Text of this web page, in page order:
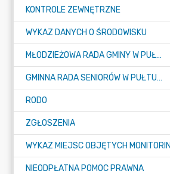
KONTROLE ZEWNĘTRZNE
WYKAZ DANYCH O ŚRODOWISKU
MŁODZIEŻOWA RADA GMINY W PUŁTUSKU
GMINNA RADA SENIORÓW W PUŁTUSKU
RODO
ZGŁOSZENIA
NIEODPŁATNA POMOC PRAWNA